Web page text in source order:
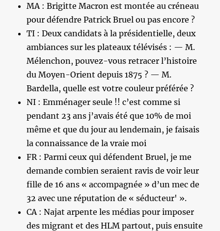
MA : Brigitte Macron est montée au créneau
pour défendre Patrick Bruel ou pas encore ?
TI : Deux candidats à la présidentielle, deux
ambiances sur les plateaux télévisés : — M.
Mélenchon, pouvez-vous retracer l’histoire
du Moyen-Orient depuis 1875 ? — M.
Bardella, quelle est votre couleur préférée ?
NI : Emménager seule !! c’est comme si
pendant 23 ans j’avais été que 10% de moi
même et que du jour au lendemain, je faisais
la connaissance de la vraie moi
FR : Parmi ceux qui défendent Bruel, je me
demande combien seraient ravis de voir leur
fille de 16 ans « accompagnée » d’un mec de
32 avec une réputation de « séducteur' ».
CA : Najat arpente les médias pour imposer
des migrant et des HLM partout, puis ensuite